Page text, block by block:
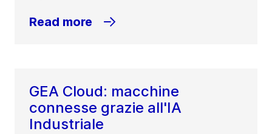
Read more
GEA Cloud: macchine
connesse grazie all'IA
Industriale